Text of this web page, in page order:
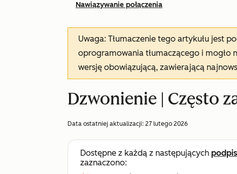
Nawiązywanie połączenia
Uwaga: Tłumaczenie tego artykułu jest
oprogramowania tłumaczącego i mogło
wersję obowiązującą, zawierającą
Dzwonienie | Często
Data ostatniej aktualizacji: 27 lutego 2026
Dostępne z każdą z następujących
zaznaczono: